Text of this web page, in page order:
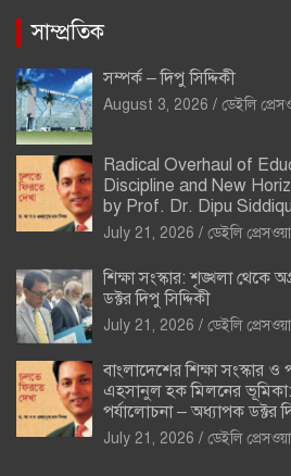
সাম্প্রতিক
সম্পর্ক – দিপু সিদ্দিকী
August 3, 2026 ডেইলি
Radical Overhaul of
Discipline and New
by Prof. Dr. Dipu
July 21, 2026 ডেইলি
শিক্ষা সংস্কার: শৃঙ্খলা থেকে
ডক্টর দিপু সিদ্দিকী
July 21, 2026 ডেইলি
বাংলাদেশের শিক্ষা সংস্কার ও
এহসানুল হক মিলনের ভূমিকা:
পর্যালোচনা – অধ্যাপক ডক্টর
July 21, 2026 ডেইলি